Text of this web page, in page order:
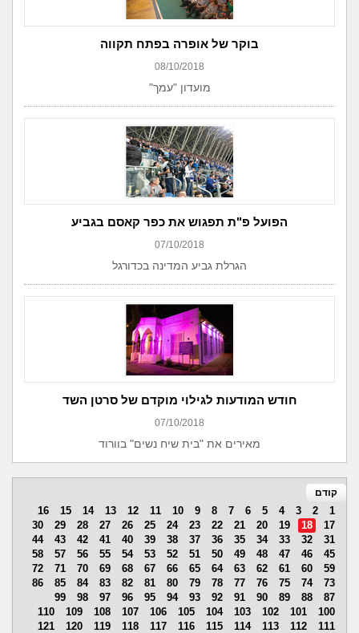
בוקר של אופרה בפתח תקווה
08/10/2018
מועדון "עמך"
הפועל פ"ת תפגוש את כפר קאסם בגביע
07/10/2018
הגרלת גביע המדינה בכדורגל
חודש המודעות לגילוי מוקדם של סרטן השד
07/10/2018
מאירים את "בית שיח נשים" בוורוד
קודם
1
2
3
4
5
6
7
8
9
10
11
12
13
14
15
16
17
18
19
20
21
22
23
24
25
26
27
28
29
30
31
32
33
34
35
36
37
38
39
40
41
42
43
44
45
46
47
48
49
50
51
52
53
54
55
56
57
58
59
60
61
62
63
64
65
66
67
68
69
70
71
72
73
74
75
76
77
78
79
80
81
82
83
84
85
86
87
88
89
90
91
92
93
94
95
96
97
98
99
100
101
102
103
104
105
106
107
108
109
110
111
112
113
114
115
116
117
118
119
120
121